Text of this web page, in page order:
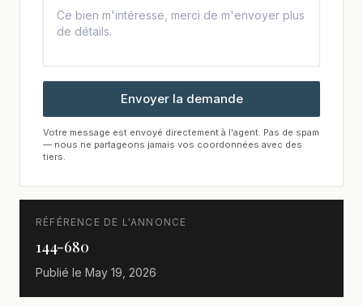
Envoyer la demande
Votre message est envoyé directement à l'agent. Pas de spam
— nous ne partageons jamais vos coordonnées avec des
tiers.
RÉFÉRENCE DE L'ANNONCE
144-680
Publié le May 19, 2026